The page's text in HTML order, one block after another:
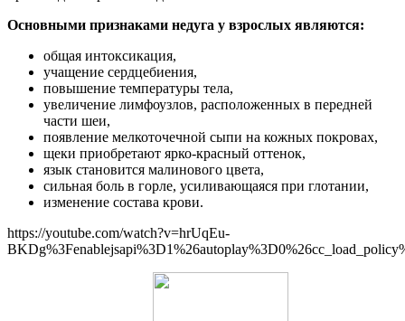
Основными признаками недуга у взрослых являются:
общая интоксикация,
учащение сердцебиения,
повышение температуры тела,
увеличение лимфоузлов, расположенных в передней
части шеи,
появление мелкоточечной сыпи на кожных покровах,
щеки приобретают ярко-красный оттенок,
язык становится малинового цвета,
сильная боль в горле, усиливающаяся при глотании,
изменение состава крови.
https://youtube.com/watch?v=hrUqEu-